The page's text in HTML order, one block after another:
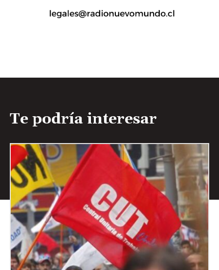
Te podría interesar